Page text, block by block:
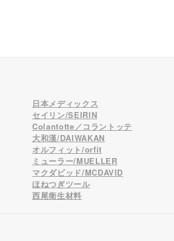
日本メディックス
セイリン/SEIRIN
Colantotte／コラントッテ
大和漢/DAIWAKAN
オルフィット/orfit
ミューラー/MUELLER
マクダビッド/MCDAVID
ほねつぎツール
西尾衛生材料